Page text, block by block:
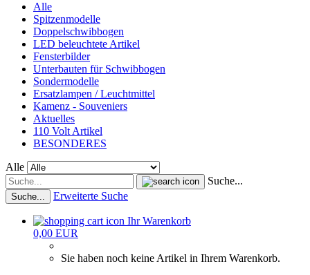
Alle
Spitzenmodelle
Doppelschwibbogen
LED beleuchtete Artikel
Fensterbilder
Unterbauten für Schwibbogen
Sondermodelle
Ersatzlampen / Leuchtmittel
Kamenz - Souveniers
Aktuelles
110 Volt Artikel
BESONDERES
Alle
Suche...
Suche... Erweiterte Suche
Ihr Warenkorb
0,00 EUR
Sie haben noch keine Artikel in Ihrem Warenkorb.